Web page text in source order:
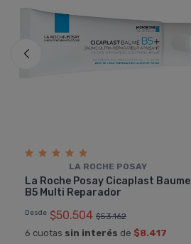
LA ROCHE POSAY
La Roche Posay Cicaplast Baume
B5 Multi Reparador
Desde $50.504 $53.162
6 cuotas sin interés de $8.417